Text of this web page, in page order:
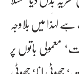
میں بلاوجہ
باتوں پر